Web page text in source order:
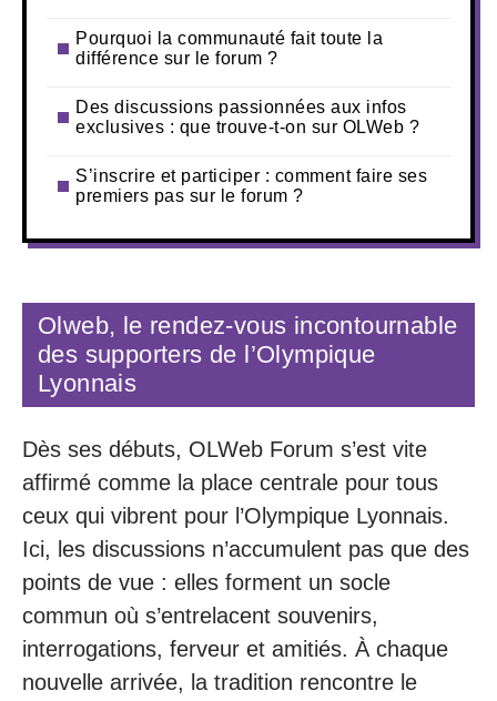
Pourquoi la communauté fait toute la
différence sur le forum ?
Des discussions passionnées aux infos
exclusives : que trouve-t-on sur OLWeb ?
S’inscrire et participer : comment faire ses
premiers pas sur le forum ?
Olweb, le rendez-vous incontournable
des supporters de l’Olympique
Lyonnais
Dès ses débuts, OLWeb Forum s’est vite
affirmé comme la place centrale pour tous
ceux qui vibrent pour l’Olympique Lyonnais.
Ici, les discussions n’accumulent pas que des
points de vue : elles forment un socle
commun où s’entrelacent souvenirs,
interrogations, ferveur et amitiés. À chaque
nouvelle arrivée, la tradition rencontre le